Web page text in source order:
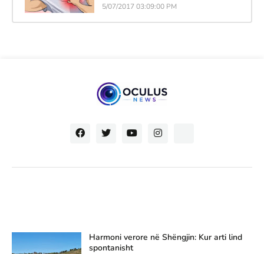
5/07/2017 03:09:00 PM
Harmoni verore në Shëngjin: Kur arti lind
spontanisht